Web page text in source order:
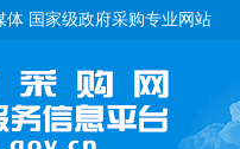
体 国家级政府采购专业网站